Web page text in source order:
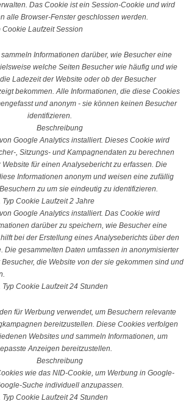
Das Cookie ist ein Session-Cookie und wird
alle Browser-Fenster geschlossen werden.
Cookie Laufzeit Session
Informationen darüber, wie Besucher eine
welche Seiten Besucher wie häufig und wie
Ladezeit der Website oder ob der Besucher
bekommen. Alle Informationen, die diese Cookies
und anonym - sie können keinen Besucher
identifizieren.
Beschreibung
Google Analytics installiert. Dieses Cookie wird
, Sitzungs- und Kampagnendaten zu berechnen
für einen Analysebericht zu erfassen. Die
Informationen anonym und weisen eine zufällig
zu um sie eindeutig zu identifizieren.
Typ Cookie Laufzeit 2 Jahre
Google Analytics installiert. Das Cookie wird
darüber zu speichern, wie Besucher eine
bei der Erstellung eines Analyseberichts über den
Die gesammelten Daten umfassen in anonymisierter
die Website von der sie gekommen sind und
Typ Cookie Laufzeit 24 Stunden
für Werbung verwendet, um Besuchern relevante
bereitzustellen. Diese Cookies verfolgen
Websites und sammeln Informationen, um
Anzeigen bereitzustellen.
Beschreibung
wie das NID-Cookie, um Werbung in Google-
Suche individuell anzupassen.
Typ Cookie Laufzeit 24 Stunden